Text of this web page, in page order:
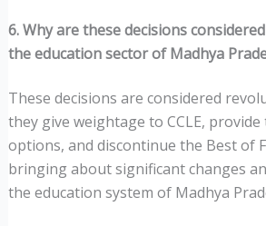
6. Why are these decisions
the education sector of Madhya
These decisions are considered
they give weightage to CCLE,
options, and discontinue the Best of
bringing about significant changes
the education system of Madhya